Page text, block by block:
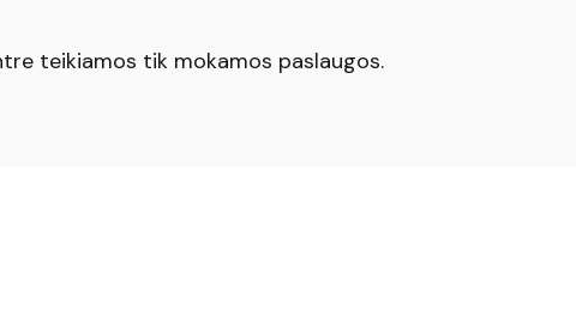
teikiamos tik mokamos paslaugos.